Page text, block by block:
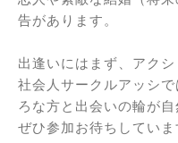
告があります。
出逢いにはまず、アク
社会人サークルアッシ
ろな方と出会いの輪が自
ぜひ参加お待ちしていま